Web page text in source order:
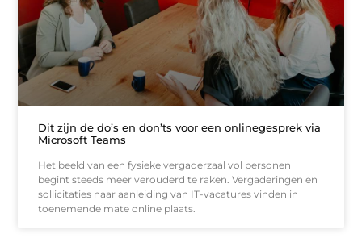
Dit zijn de do’s en don’ts voor een onlinegesprek via
Microsoft Teams
Het beeld van een fysieke vergaderzaal vol personen
begint steeds meer verouderd te raken. Vergaderingen en
sollicitaties naar aanleiding van IT-vacatures vinden in
toenemende mate online plaats.